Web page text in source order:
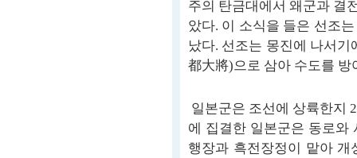
주의 탄금대에서 왜군과 결
았다. 이 소식을 들은 선조
났다. 선조는 몽진에 나서
都大將)으로 삼아 수도를 방
일본군은 조선에 상륙한지
에 집결한 일본군은 동로와
행장과 흑전장정이 맡아